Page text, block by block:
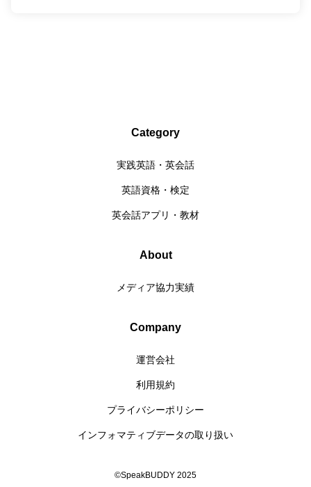
Category
実践英語・英会話
英語資格・検定
英会話アプリ・教材
About
メディア協力実績
Company
運営会社
利用規約
プライバシーポリシー
インフォマティブデータの取り扱い
©SpeakBUDDY 2025